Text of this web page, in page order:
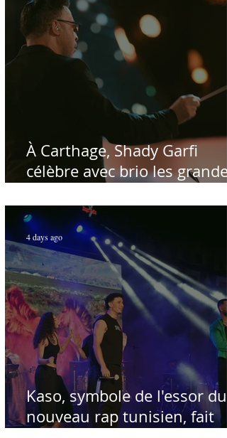
À Carthage, Shady Garfi
célèbre avec brio les grandes
Par Sofien Manaï
Kaso, symbole de l'essor du
nouveau rap tunisien, fait
4 days ago